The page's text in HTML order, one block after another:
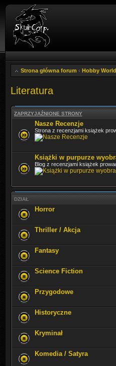
Strona główna forum ‹ Hobby
Literatura
ZAPRZYJAŹNIONE STRONY
Nasze Recenzje
Strona z recenzjami książek
Książki w purpurze
Blog z recenzjami książek
DZIAŁ
Horror
Thriller / Akcja
Fantasy
Science Fiction
Przygodowe
Historyczne
Kryminał
Komedia / Satyra